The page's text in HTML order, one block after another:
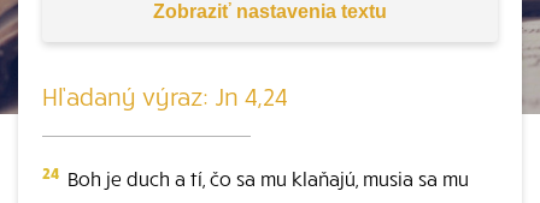
Zobraziť nastavenia textu
Hľadaný výraz: Jn 4,24
24 Boh je duch a tí, čo sa mu klaňajú, musia sa mu